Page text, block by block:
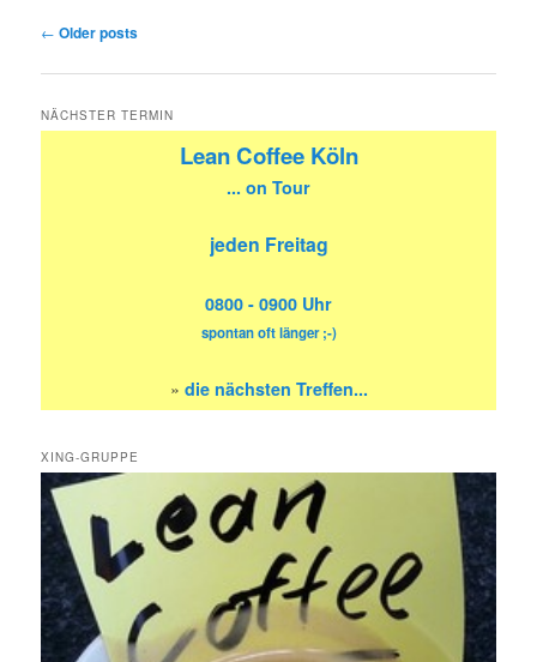
Post
← Older posts
NÄCHSTER TERMIN
Lean Coffee Köln
... on Tour
jeden Freitag
0800 - 0900 Uhr
spontan oft länger ;-)
» die nächsten Treffen...
XING-GRUPPE